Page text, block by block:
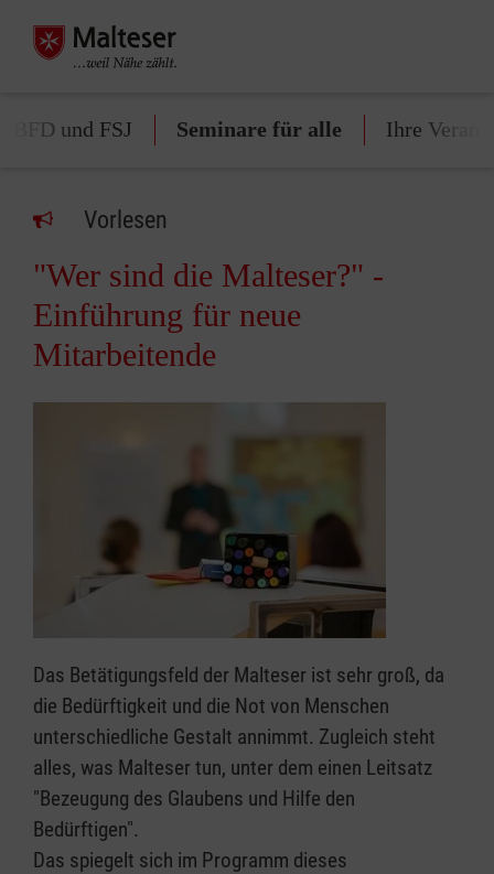
BFD und FSJ Seminare für alle Ihre
Vorlesen
"Wer sind die Malteser?" -
Einführung für neue
Mitarbeitende
Das Betätigungsfeld der Malteser ist sehr groß, da
die Bedürftigkeit und die Not von Menschen
unterschiedliche Gestalt annimmt. Zugleich steht
alles, was Malteser tun, unter dem einen Leitsatz
"Bezeugung des Glaubens und Hilfe den
Bedürftigen".
Das spiegelt sich im Programm dieses